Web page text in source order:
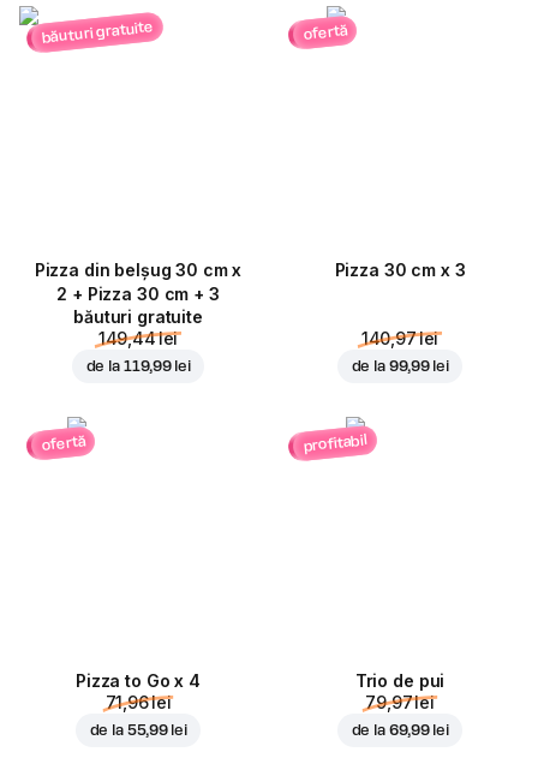
băuturi gratuite
Pizza din belșug 30 cm x
2 + Pizza 30 cm + 3
băuturi gratuite
149,44 lei
de la 119,99 lei
ofertă
Pizza 30 cm x 3
140,97 lei
de la 99,99 lei
ofertă
Pizza to Go x 4
71,96 lei
de la 55,99 lei
profitabil
Trio de pui
79,97 lei
de la 69,99 lei